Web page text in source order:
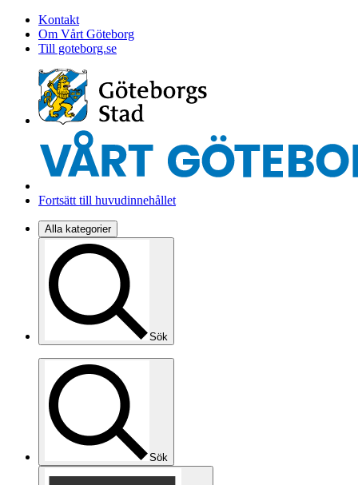
Kontakt
Om Vårt Göteborg
Till goteborg.se
Fortsätt till huvudinnehållet
Alla kategorier
Sök
Sök